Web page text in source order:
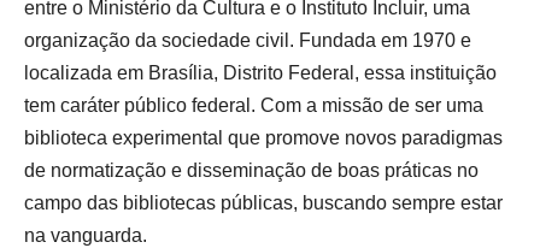
entre o Ministério da Cultura e o Instituto Incluir, uma
organização da sociedade civil. Fundada em 1970 e
localizada em Brasília, Distrito Federal, essa instituição
tem caráter público federal. Com a missão de ser uma
biblioteca experimental que promove novos paradigmas
de normatização e disseminação de boas práticas no
campo das bibliotecas públicas, buscando sempre estar
na vanguarda.